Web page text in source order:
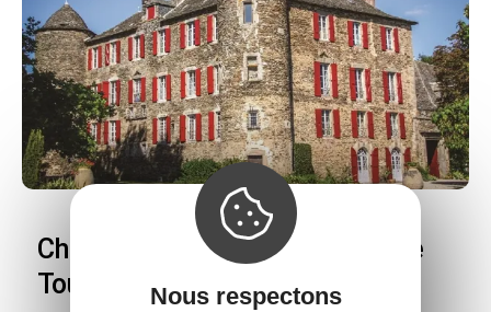
Château du Bosc - Demeure de
Toulouse-Lautrec
Nous respectons